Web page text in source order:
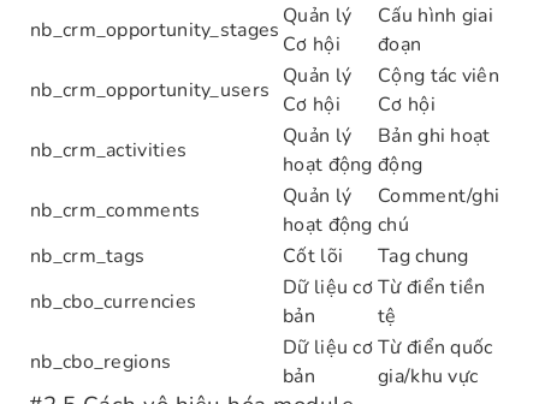
nb_crm_opportunity_stages
Quản lý
Cơ hội
Cấu hình giai
đoạn
nb_crm_opportunity_users
Quản lý
Cơ hội
Cộng tác viên
Cơ hội
nb_crm_activities
Quản lý
hoạt động
Bản ghi hoạt
động
nb_crm_comments
Quản lý
hoạt động
Comment/ghi
chú
nb_crm_tags
Cốt lõi
Tag chung
nb_cbo_currencies
Dữ liệu cơ
bản
Từ điển tiền
tệ
nb_cbo_regions
Dữ liệu cơ
bản
Từ điển quốc
gia/khu vực